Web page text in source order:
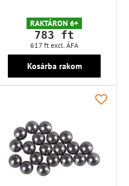
RAKTÁRON 6+
783 ft
617 ft excl. ÁFA
Kosárba rakom